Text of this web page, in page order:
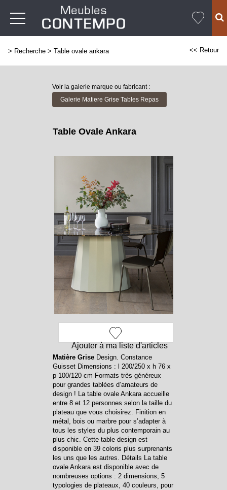
> Recherche > Table ovale ankara << Retour
Voir la galerie marque ou fabricant :
Galerie Matiere Grise Tables Repas
Ajouter à ma liste d'articles
Table Ovale Ankara
Matière GriseDesign. Constance
Guisset Dimensions : l 200/250 x h 76 x
p 100/120 cm Formats très généreux
pour grandes tablées d’amateurs de
design ! La table ovale Ankara accueille
entre 8 et 12 personnes selon la taille du
plateau que vous choisirez. Finition en
métal, bois ou marbre pour s’adapter à
tous les styles du plus contemporain au
plus chic. Cette table design est
disponible en 39 coloris plus surprenants
les uns que les autres. Détails La table
ovale Ankara est disponible avec de
nombreuses options : 2 dimensions, 5
typologies de plateaux, 40 couleurs, pour